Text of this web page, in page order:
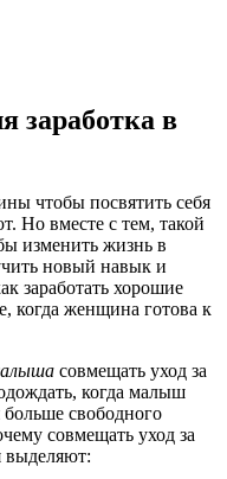
заработка в
чтобы посвятить себя
Но вместе с тем, такой
изменить жизнь в
новый навык и
заработать хорошие
когда женщина готова к
совмещать уход за
когда малыш
больше свободного
совмещать уход за
выделяют: